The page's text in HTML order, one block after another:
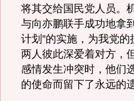
将其交给国民党人员。
与向亦鹏联手成功地拿
计划”的实施，为我党
两人彼此深爱着对方，
感情发生冲突时，他们
的使命而留下了永远的